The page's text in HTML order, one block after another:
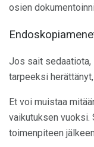
osien
Jos sait sedaatiota,
tarpeeksi
Et voi muistaa
vaikutuksen vuoksi.
toimenpiteen